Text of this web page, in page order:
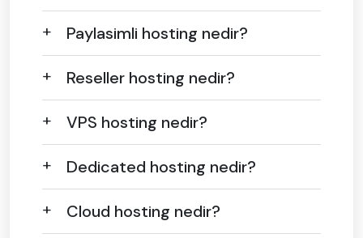
Paylasimli hosting nedir?
Reseller hosting nedir?
VPS hosting nedir?
Dedicated hosting nedir?
Cloud hosting nedir?